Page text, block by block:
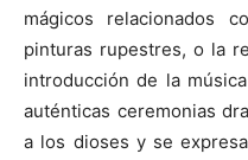
mágicos relacionados
pinturas rupestres, o la
introducción de la
auténticas ceremonias
a los dioses y se